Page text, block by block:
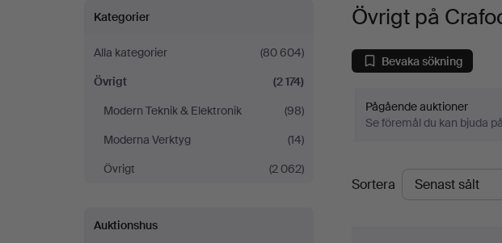
Övrigt
på
Crafoord
Auktioner
Stockholm
Kategorier
Alla kategorier
(80 604)
Övrigt
(2 174)
Modern Teknik & Elektronik
(98)
Moderna Verktyg
(14)
Övrigt
(2 062)
Auktionshus
Övrigt på
Bevaka sökning
Pågående auktioner
Se föremål du kan bjuda på
Slutpriser
Sortera